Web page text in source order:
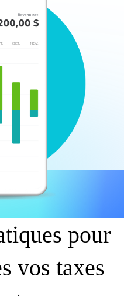
pour
vos taxes